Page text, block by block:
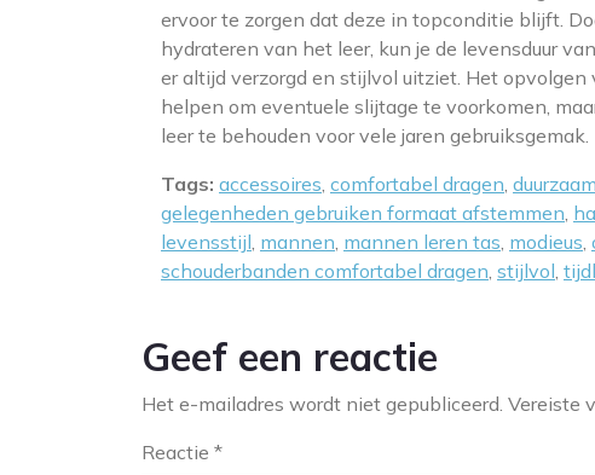
ervoor te zorgen dat deze in topconditie blijft.
hydrateren van het leer, kun je de levensduur
er altijd verzorgd en stijlvol uitziet. Het
helpen om eventuele slijtage te voorkomen,
leer te behouden voor vele jaren gebruiksgemak.
Tags: accessoires, comfortabel dragen,
gelegenheden gebruiken formaat afstemmen,
levensstijl, mannen, mannen leren tas, modieus,
schouderbanden comfortabel dragen, stijlvol,
Geef een reactie
Het e-mailadres wordt niet gepubliceerd. Vereiste
Reactie *